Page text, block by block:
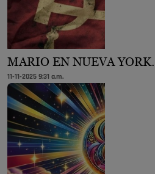
MARIO EN NUEVA
11-11-2025 9:31 a.m.